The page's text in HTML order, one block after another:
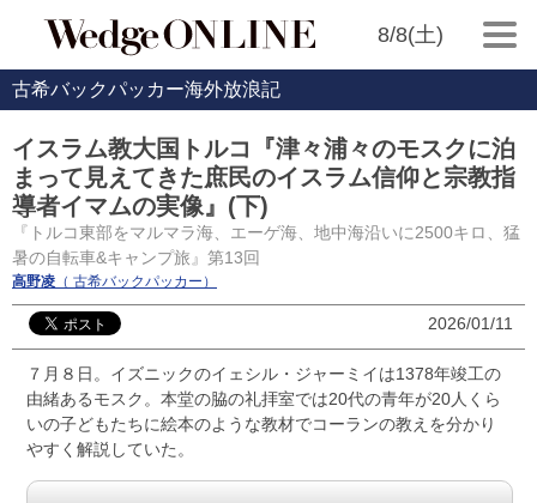
8/8(土)
古希バックパッカー海外放浪記
イスラム教大国トルコ『津々浦々のモスクに泊
まって見えてきた庶民のイスラム信仰と宗教指
導者イマムの実像』(下)
『トルコ東部をマルマラ海、エーゲ海、地中海沿いに2500キロ、猛
暑の自転車&キャンプ旅』第13回
高野凌 （ 古希バックパッカー）
2026/01/11
７月８日。イズニックのイェシル・ジャーミイは1378年竣工の
由緒あるモスク。本堂の脇の礼拝室では20代の青年が20人くら
いの子どもたちに絵本のような教材でコーランの教えを分かり
やすく解説していた。